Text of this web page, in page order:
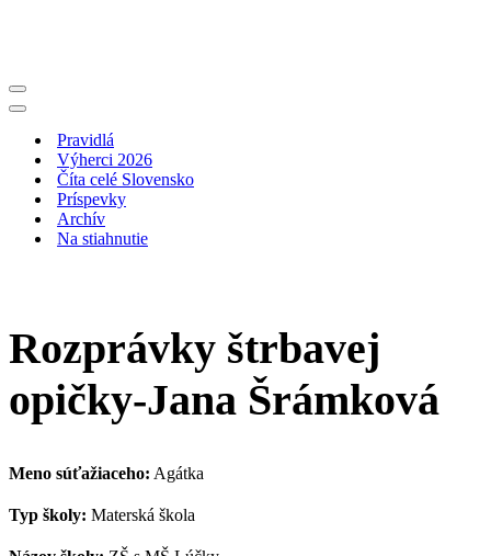
Menu
navigácie
Menu
navigáciePravidlá
Výherci 2026
Číta celé Slovensko
Príspevky
Archív
Na stiahnutie
Rozprávky štrbavej
opičky-Jana Šrámková
Meno súťažiaceho: Agátka
Typ školy: Materská škola